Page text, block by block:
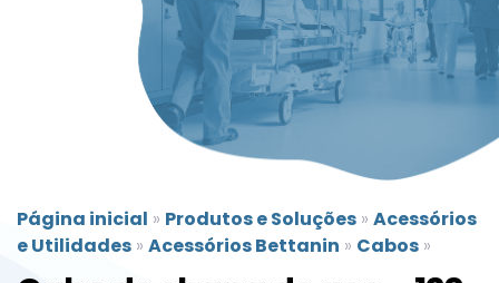
Página inicial » Produtos e Soluções » Acessórios
e Utilidades » Acessórios Bettanin » Cabos »